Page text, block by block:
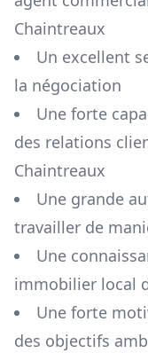
Chaintreaux
Un excellent
la négociation
Une forte
des relations
Chaintreaux
Une grande
travailler de
Une
immobilier local
Une forte
des objectifs